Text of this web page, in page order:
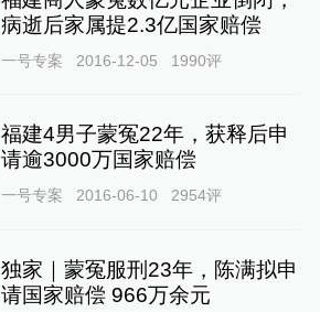
病逝后家属提2.3亿国家赔偿
一号专案 2016-12-05 1990评
福建4男子蒙冤22年，获释后申
请逾3000万国家赔偿
一号专案 2016-06-10 2954评
独家｜蒙冤服刑23年，陈满拟申
请国家赔偿 966万余元